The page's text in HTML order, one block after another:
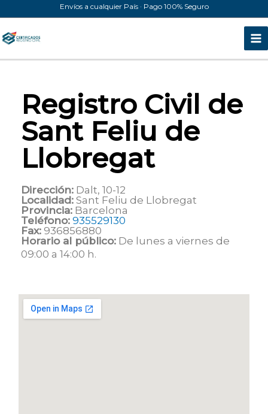
al
contenido
Envíos a cualquier País · Pago 100% Seguro
Registro Civil de
Sant Feliu de
Llobregat
Dirección: Dalt, 10-12
Localidad: Sant Feliu de Llobregat
Provincia: Barcelona
Teléfono: 935529130
Fax: 936856880
Horario al público: De lunes a viernes de
09:00 a 14:00 h.